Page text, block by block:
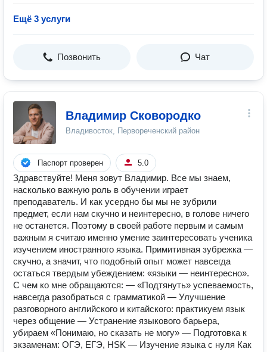
Ещё 3 услуги
Позвонить Чат
Владимир Сковородко
Владивосток, Первореченский район
Паспорт проверен 5.0
Здравствуйте! Меня зовут Владимир. Все мы знаем,
насколько важную роль в обучении играет
преподаватель. И как усердно бы мы не зубрили
предмет, если нам скучно и неинтересно, в голове ничего
не останется. Поэтому в своей работе первым и самым
важным я считаю именно умение заинтересовать ученика
изучением иностранного языка. Примитивная зубрежка —
скучно, а значит, что подобный опыт может навсегда
остаться твердым убеждением: «языки — неинтересно».
С чем ко мне обращаются: — «Подтянуть» успеваемость,
навсегда разобраться с грамматикой — Улучшение
разговорного английского и китайского: практикуем язык
через общение — Устранение языкового барьера,
убираем «Понимаю, но сказать не могу» — Подготовка к
экзаменам: ОГЭ, ЕГЭ, HSK — Изучение языка с нуля Как